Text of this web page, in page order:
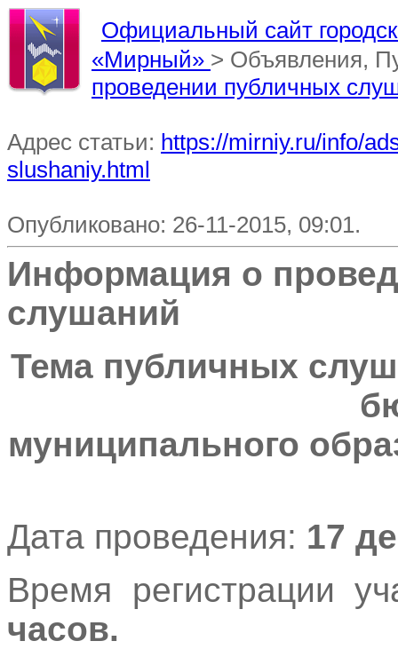
Официальный сайт
«Мирный» > Объявления,
проведении публичных
Адрес статьи: https://mirniy.ru/info/
slushaniy.html
Опубликовано: 26-11-2015, 09:01.
Информация о
слушаний
Тема публичных
муниципального
Дата проведения: 17
Время регистрации
часов.